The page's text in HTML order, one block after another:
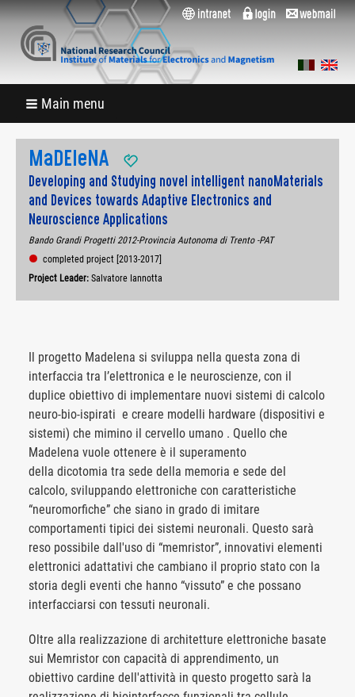
Main menu
MaDEleNA
Developing and Studying novel intelligent nanoMaterials
and Devices towards Adaptive Electronics and
Neuroscience Applications
Bando Grandi Progetti 2012-Provincia Autonoma di Trento -PAT
completed project [2013-2017]
Project Leader: Salvatore Iannotta
Il progetto Madelena si sviluppa nella questa zona di
interfaccia tra l’elettronica e le neuroscienze, con il
duplice obiettivo di implementare nuovi sistemi di calcolo
neuro-bio-ispirati e creare modelli hardware (dispositivi e
sistemi) che mimino il cervello umano . Quello che
Madelena vuole ottenere è il superamento
della dicotomia tra sede della memoria e sede del
calcolo, sviluppando elettroniche con caratteristiche
“neuromorfiche” che siano in grado di imitare
comportamenti tipici dei sistemi neuronali. Questo sarà
reso possibile dall'uso di “memristor”, innovativi elementi
elettronici adattativi che cambiano il proprio stato con la
storia degli eventi che hanno “vissuto” e che possano
interfacciarsi con tessuti neuronali.
Oltre alla realizzazione di architetture elettroniche basate
sui Memristor con capacità di apprendimento, un
obiettivo cardine dell'attività in questo progetto sarà la